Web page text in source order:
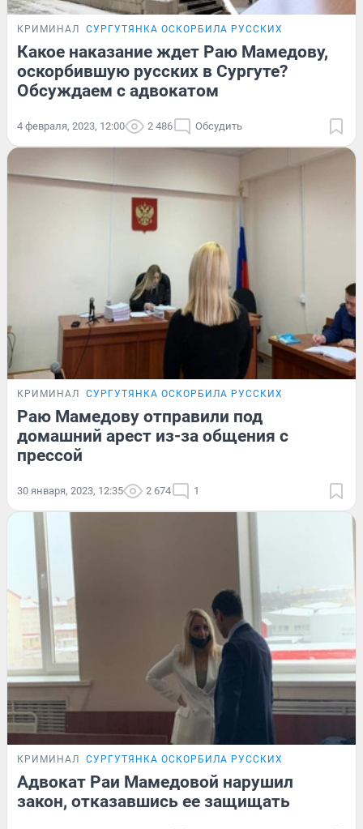
КРИМИНАЛ СУРГУТЯНКА ОСКОРБИЛА РУССКИХ
Какое наказание ждет Раю Мамедову,
оскорбившую русских в Сургуте?
Обсуждаем с адвокатом
4 февраля, 2023, 12:00 2 486 Обсудить
КРИМИНАЛ СУРГУТЯНКА ОСКОРБИЛА РУССКИХ
Раю Мамедову отправили под
домашний арест из-за общения с
прессой
30 января, 2023, 12:35 2 674 1
КРИМИНАЛ СУРГУТЯНКА ОСКОРБИЛА РУССКИХ
Адвокат Раи Мамедовой нарушил
закон, отказавшись ее защищать